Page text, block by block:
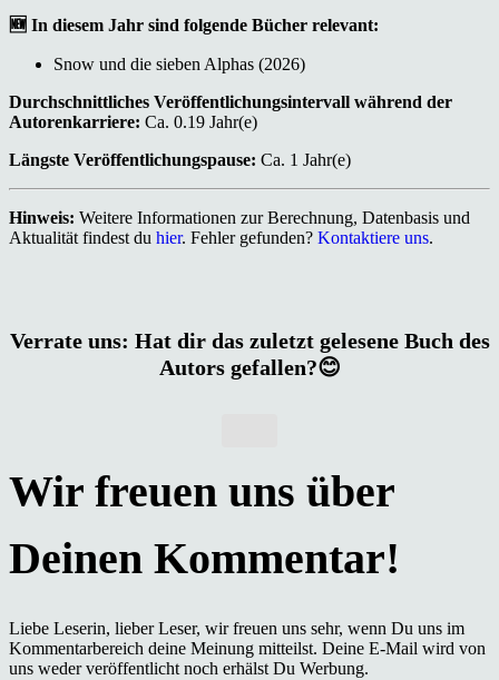
🆕 In diesem Jahr sind folgende Bücher relevant:
Snow und die sieben Alphas (2026)
Durchschnittliches Veröffentlichungsintervall während der
Autorenkarriere: Ca. 0.19 Jahr(e)
Längste Veröffentlichungspause: Ca. 1 Jahr(e)
Hinweis: Weitere Informationen zur Berechnung, Datenbasis und
Aktualität findest du hier. Fehler gefunden? Kontaktiere uns.
Verrate uns: Hat dir das zuletzt gelesene Buch des
Autors gefallen?😊
Liebe Leserin, lieber Leser, wir freuen uns sehr, wenn Du uns im
Kommentarbereich deine Meinung mitteilst. Deine E-Mail wird von
uns weder veröffentlicht noch erhälst Du Werbung.